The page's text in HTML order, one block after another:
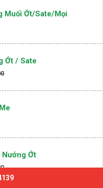
Muối Ớt/sate/mọi
Ớt / Sate
Nướng Ớt